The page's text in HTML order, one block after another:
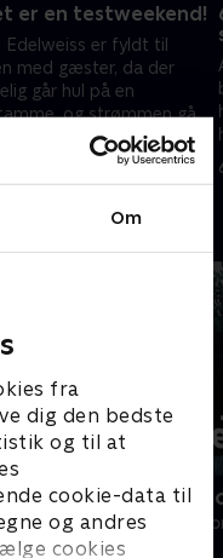
Om
fra
dig den bedste
og til at
cookie-data til
og andres
cookies
er en testweekend!
Edelweiss er fyldt til
med gæster, da der
går hul på en
og strømmen går
Alt imens skal Anders
til byfest.
2025 • 28 min
Jul på
Livsstil • 1